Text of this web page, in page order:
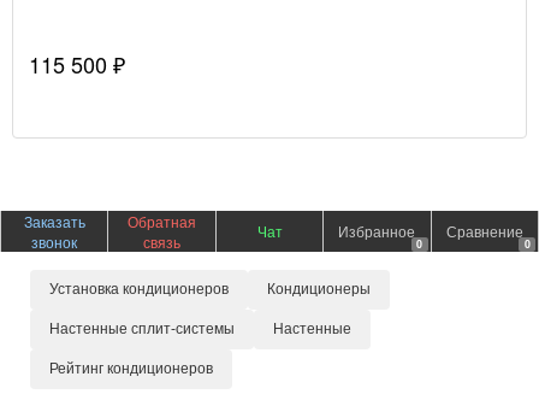
115 500 ₽
Заказать
звонок
Обратная
связь
Чат Избранное
0
Сравнение
0
Установка кондиционеров Кондиционеры
Настенные сплит-системы Настенные
Рейтинг кондиционеров